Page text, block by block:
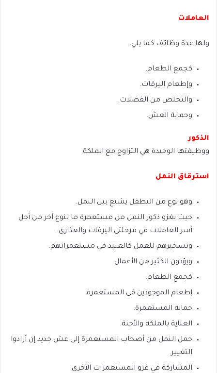
العاملات
ولها عدة وظائف كما يلي:
كجمع الطعام.
وإطعام اليرقات.
والتخلص من الفضلات.
وحماية العش.
الذكور
ووظيفتها الوحيدة هي التزاوج مع الملكة.
استرقاق النمل
وهو نوع من التطفل يشيع بين النمل.
حيث يغزو ذكور النمل من مستعمرة ما لنوع آخر من أجل
أسر العاملات في مرحلتي اليرقات والعذارى.
وتسخيرهم للعمل كالعبيد في مستعمراتهم.
ويؤدون الكثير من الأعمال.
كجمع الطعام.
إطعام الموجودين في المستعمرة.
حماية المستعمرة.
العناية بالملكة والأجنة.
حمل النمل من أصحاب المستعمرة إلى عش جديد إن أرادوا
التغيير.
المشاركة في غزو المستعمرات الأخرى.